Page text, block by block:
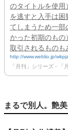
のタイトルを使用
を逃すと入手は
てしまうため一
かった初期のもの
取引されるものも
http://www.weblio.jp/
「月刊」シリーズ - 「
まるで別人。艶